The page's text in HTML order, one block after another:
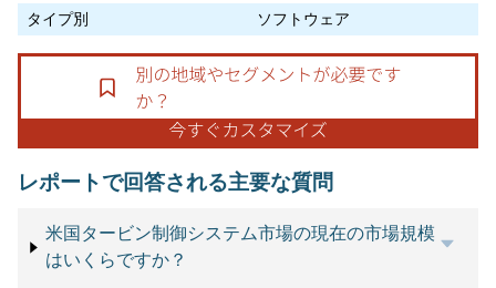
タイプ別 ソフトウェア
レポートで回答される主要な質問
米国タービン制御システム市場の現在の市場規模
はいくらですか？